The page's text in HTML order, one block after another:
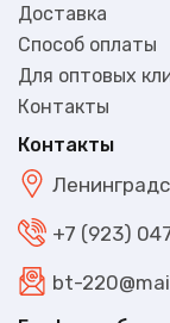
Доставка
Способ оплаты
Для оптовых
Контакты
Контакты
+7 (923)
bt-